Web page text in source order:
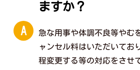
ますか？
A 急な用事や体調不良等やむ
ャンセル料はいただいてお
程変更する等の対応をさせ